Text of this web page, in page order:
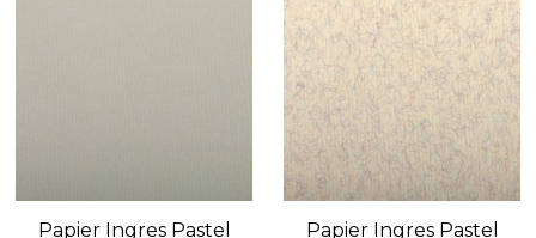
Papier Ingres Pastel Papier Ingres Pastel